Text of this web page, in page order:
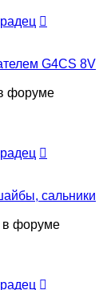
G4CS 8V
форуме
сальники
в форуме